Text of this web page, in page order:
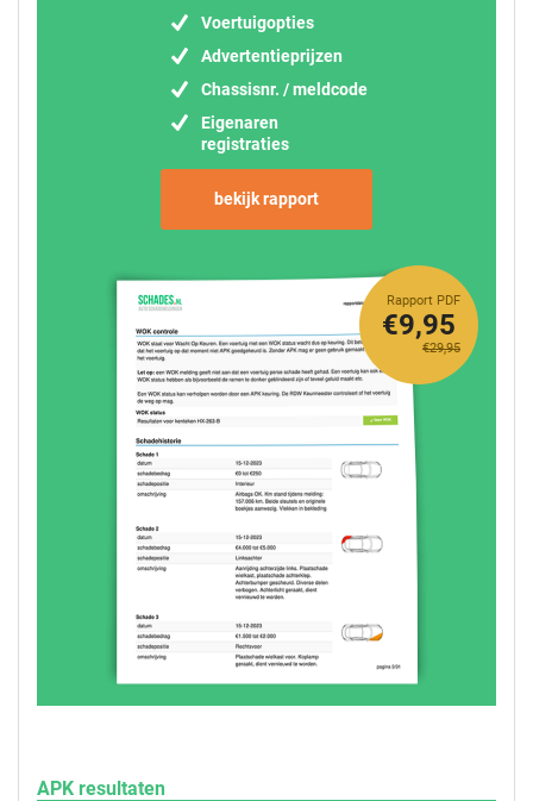
Voertuigopties
Advertentieprijzen
Chassisnr. / meldcode
Eigenaren
registraties
bekijk rapport
Rapport PDF
€29,95
€9,95
APK resultaten